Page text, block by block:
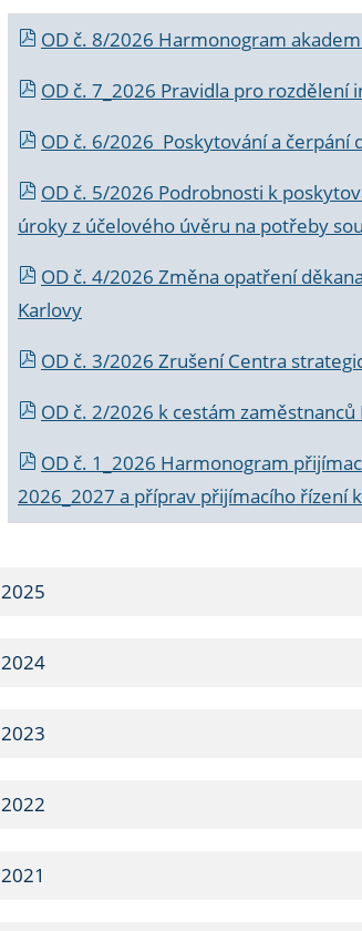
OD č. 8/2026 Harmonogram
OD č. 7_2026 Pravidla pro
OD č. 6/2026 Poskytování a čerpání
OD č. 5/2026 Podrobnosti k
úroky z účelového úvěru na potřeby
OD č. 4/2026 Změna opatření
Karlovy
OD č. 3/2026 Zrušení Centra
OD č. 2/2026 k cestám
OD č. 1_2026 Harmonogram
2026_2027 a příprav přijímacího řízení
2025
2024
2023
2022
2021